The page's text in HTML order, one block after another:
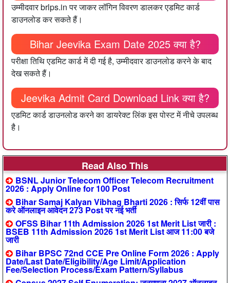
उम्मीदवार brlps.in पर जाकर लॉगिन विवरण डालकर एडमिट कार्ड
डाउनलोड कर सकते हैं।
Bihar Jeevika Exam Date 2025 क्या है?
परीक्षा तिथि एडमिट कार्ड में दी गई है, उम्मीदवार डाउनलोड करने के बाद
देख सकते हैं।
Jeevika Admit Card Download Link क्या है?
एडमिट कार्ड डाउनलोड करने का डायरेक्ट लिंक इस पोस्ट में नीचे उपलब्ध
है।
Read Also This
BSNL Junior Telecom Officer Telecom Recruitment
2026 : Apply Online for 100 Post
Bihar Samaj Kalyan Vibhag Bharti 2026 : सिर्फ 12वीं पास
करे ऑनलाइन आवेदन 273 Post पर नई भर्ती
OFSS Bihar 11th Admission 2026 1st Merit List जारी :
BSEB 11th Admission 2026 1st Merit List आज 11:00 बजे
जारी
Bihar BPSC 72nd CCE Pre Online Form 2026 : Apply
Date/Last Date/Eligibility/Age Limit/Application
Fee/Selection Process/Exam Pattern/Syllabus